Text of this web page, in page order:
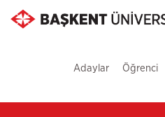
Adaylar Öğrenci